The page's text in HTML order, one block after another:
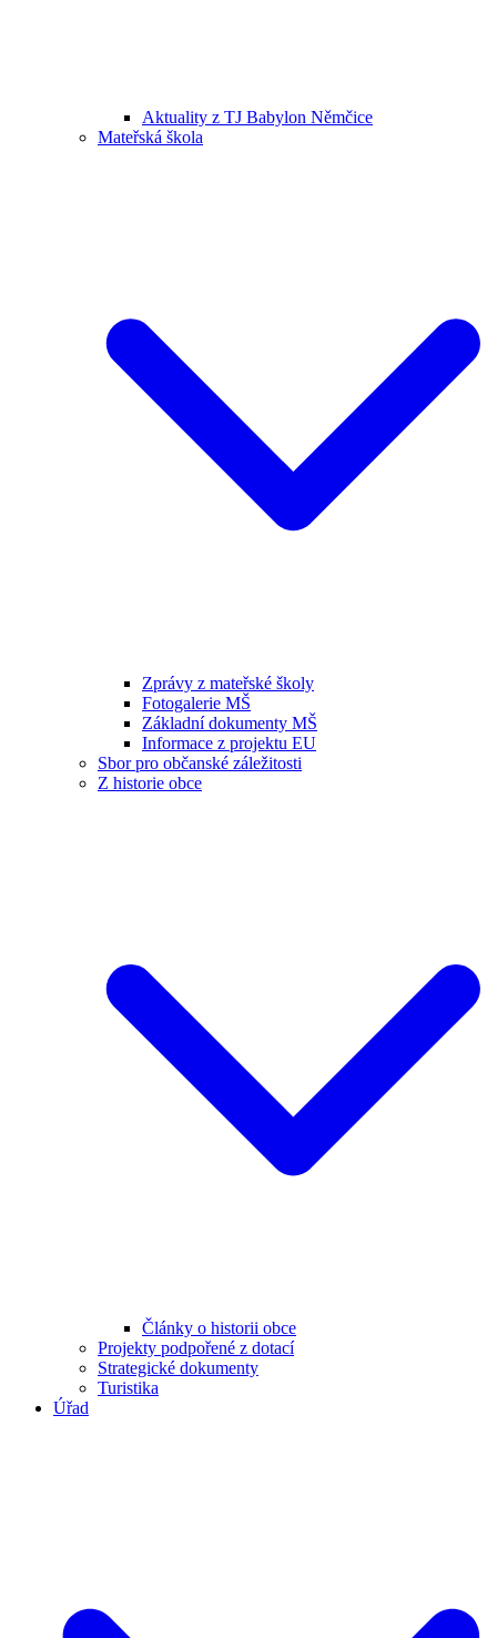
Aktuality z TJ Babylon Němčice
Mateřská škola
Zprávy z mateřské školy
Fotogalerie MŠ
Základní dokumenty MŠ
Informace z projektu EU
Sbor pro občanské záležitosti
Z historie obce
Články o historii obce
Projekty podpořené z dotací
Strategické dokumenty
Turistika
Úřad